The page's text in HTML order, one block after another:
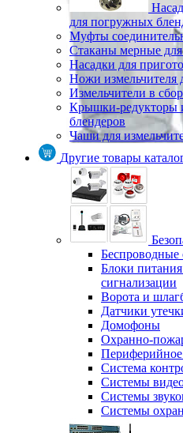
для погружных
Муфты
Стаканы мерные
Насадки для
Ножи измельчителя
Измельчители в
Крышки-редукторы
блендеров
Чаши для
Другие товары
Беспроводные
Блоки
сигнализации
Ворота и
Датчики
Домофоны
Охранно-
Периферийное
Система
Системы
Системы
Системы